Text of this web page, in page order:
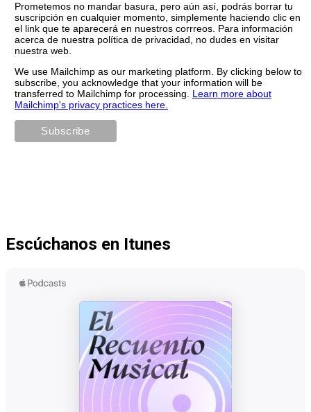
Prometemos no mandar basura, pero aún así, podrás borrar tu
suscripción en cualquier momento, simplemente haciendo clic en
el link que te aparecerá en nuestros corrreos. Para información
acerca de nuestra política de privacidad, no dudes en visitar
nuestra web.
We use Mailchimp as our marketing platform. By clicking below to
subscribe, you acknowledge that your information will be
transferred to Mailchimp for processing. Learn more about
Mailchimp's privacy practices here.
Escúchanos en Itunes